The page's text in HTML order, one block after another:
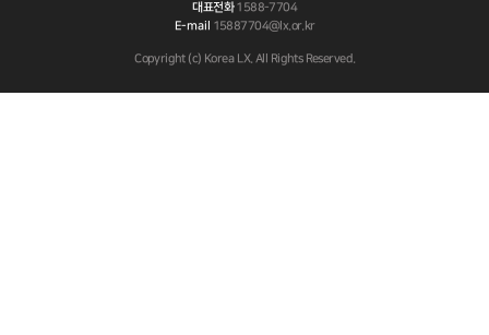
대표전화1588-7704
E-mail 15887704@lx.or.kr
Copyright (c) Korea LX. All Rights Reserved.